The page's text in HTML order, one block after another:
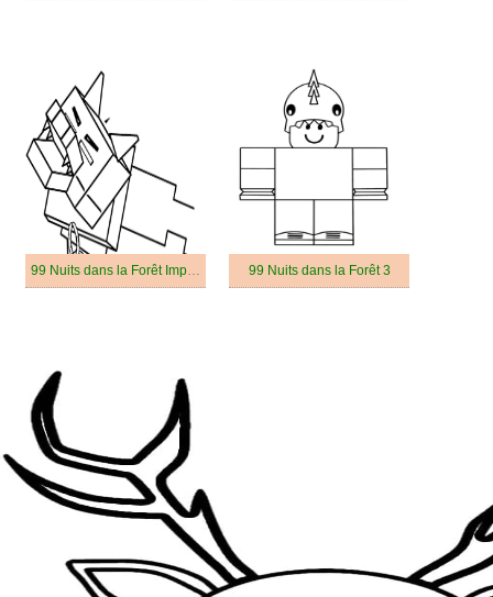
99 Nuits dans la Forêt Imprimable 99 Nuits dans la Forêt 3